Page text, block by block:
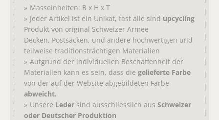
Masseinheiten: B x H x T
Jeder Artikel ist ein Unikat, fast alle sind upcycling
Produkt von original Schweizer Armee
Decken, Postsäcken, und andere hochwertigen und
teilweise traditionsträchtigen Materialien
Aufgrund der individuellen Beschaffenheit der
Materialien kann es sein, dass die gelieferte Farbe
von der auf der Website abgebildeten Farbe
abweicht.
Unsere Leder sind ausschliesslich aus Schweizer
oder Deutscher Produktion